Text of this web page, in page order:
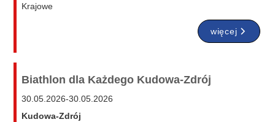
Krajowe
więcej
Biathlon dla Każdego Kudowa-Zdrój
30.05.2026-30.05.2026
Kudowa-Zdrój